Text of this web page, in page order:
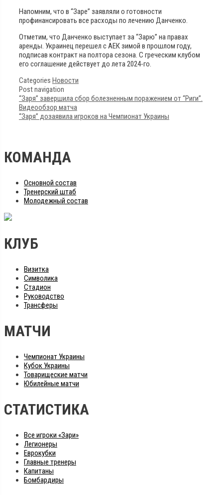
Напомним, что в “Заре” заявляли о готовности
профинансировать все расходы по лечению Данченко.
Отметим, что Данченко выступает за “Зарю” на правах
аренды. Украинец перешел с АЕК зимой в прошлом году,
подписав контракт на полтора сезона. С греческим клубом
его соглашение действует до лета 2024-го.
Categories Новости
Post navigation
“Заря” завершила сбор болезненным поражением от “Риги”.
Видеообзор матча
“Заря” дозаявила игроков на Чемпионат Украины
КОМАНДА
Основной состав
Тренерский штаб
Молодежный состав
КЛУБ
Визитка
Символика
Стадион
Руководство
Трансферы
МАТЧИ
Чемпионат Украины
Кубок Украины
Товарищеские матчи
Юбилейные матчи
СТАТИСТИКА
Все игроки «Зари»
Легионеры
Еврокубки
Главные тренеры
Капитаны
Бомбардиры